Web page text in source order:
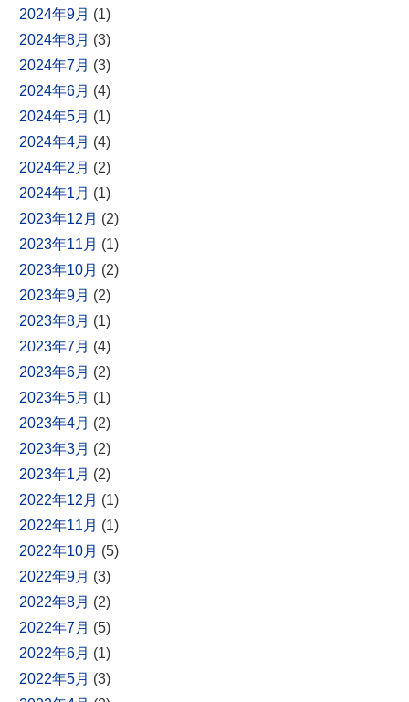
2024年9月 (1)
2024年8月 (3)
2024年7月 (3)
2024年6月 (4)
2024年5月 (1)
2024年4月 (4)
2024年2月 (2)
2024年1月 (1)
2023年12月 (2)
2023年11月 (1)
2023年10月 (2)
2023年9月 (2)
2023年8月 (1)
2023年7月 (4)
2023年6月 (2)
2023年5月 (1)
2023年4月 (2)
2023年3月 (2)
2023年1月 (2)
2022年12月 (1)
2022年11月 (1)
2022年10月 (5)
2022年9月 (3)
2022年8月 (2)
2022年7月 (5)
2022年6月 (1)
2022年5月 (3)